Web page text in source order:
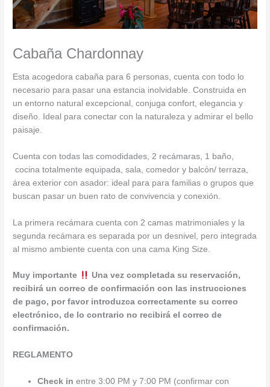
Cabaña Chardonnay
Esta acogedora cabaña para 6 personas, cuenta con todo lo
necesario para pasar una estancia inolvidable. Construida en
un entorno natural excepcional, conjuga confort, elegancia y
diseño. Ideal para conectar con la naturaleza y admirar el bello
paisaje.
Cuenta con todas las comodidades, 2 recámaras, 1 baño,
cocina totalmente equipada, sala, comedor y balcón/ terraza,
área exterior con asador: ideal para para familias o grupos que
buscan pasar un buen rato de convivencia y conexión.
La primera recámara cuenta con 2 camas matrimoniales y la
segunda recámara es separada por un desnivel, pero integrada
al mismo ambiente cuenta con una cama King Size.
Muy importante
Una vez completada su reservación,
recibirá un correo de confirmación con las instrucciones
de pago, por favor introduzca correctamente su correo
electrónico, de lo contrario no recibirá el correo de
confirmación.
REGLAMENTO
Check in entre 3:00 PM y 7:00 PM (confirmar con